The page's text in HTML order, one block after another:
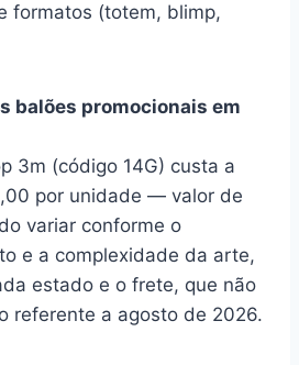
formatos (totem, blimp,
balões promocionais em
3m (código 14G) custa a
por unidade — valor de
variar conforme o
e a complexidade da arte,
estado e o frete, que não
referente a agosto de 2026.